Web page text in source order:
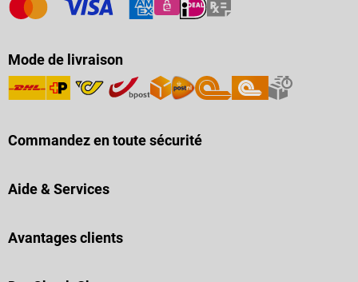
Mode de livraison
Commandez en toute sécurité
Aide & Services
Avantages clients